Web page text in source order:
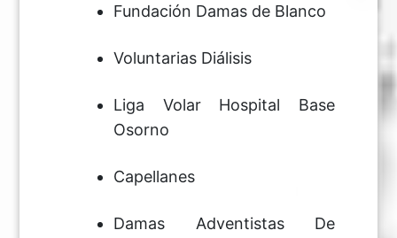
Fundación Damas de Blanco
Voluntarias Diálisis
Liga Volar Hospital Base
Osorno
Capellanes
Damas Adventistas De